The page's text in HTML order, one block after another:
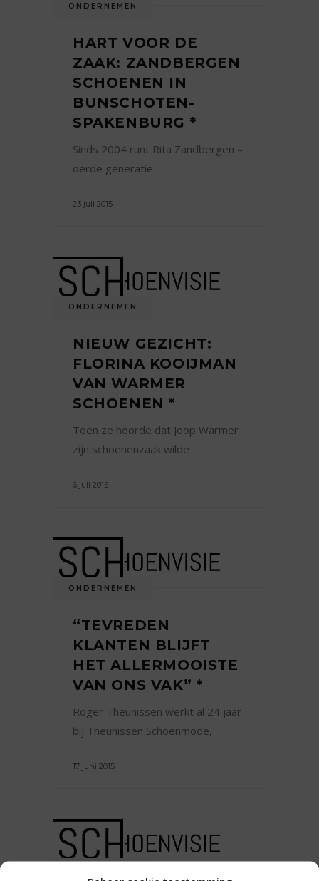
ONDERNEMEN
HART VOOR DE
ZAAK: ZANDBERGEN
SCHOENEN IN
BUNSCHOTEN-
SPAKENBURG *
Sinds 2004 runt Rita Zandbergen –
derde generatie –
23 juli 2015
ONDERNEMEN
NIEUW GEZICHT:
FLORINA KOOIJMAN
VAN WARMER
SCHOENEN *
Toen ze hoorde dat Joop Warmer
zijn schoenenzaak wilde
6 juli 2015
ONDERNEMEN
“TEVREDEN
KLANTEN BLIJFT
HET ALLERMOOISTE
VAN ONS VAK” *
Roger Theunissen werkt al 24 jaar
bij Theunissen Schoenmode,
17 juni 2015